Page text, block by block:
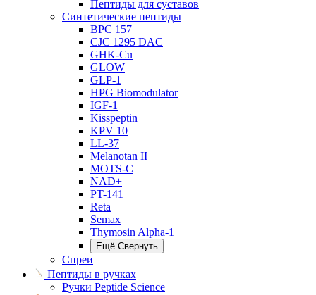
Пептиды для суставов
Синтетические пептиды
BPC 157
CJC 1295 DAC
GHK-Cu
GLOW
GLP-1
HPG Biomodulator
IGF-1
Kisspeptin
KPV 10
LL-37
Melanotan II
MOTS-C
NAD+
PT-141
Reta
Semax
Thymosin Alpha-1
Ещё Свернуть
Спреи
Пептиды в ручках
Ручки Peptide Science